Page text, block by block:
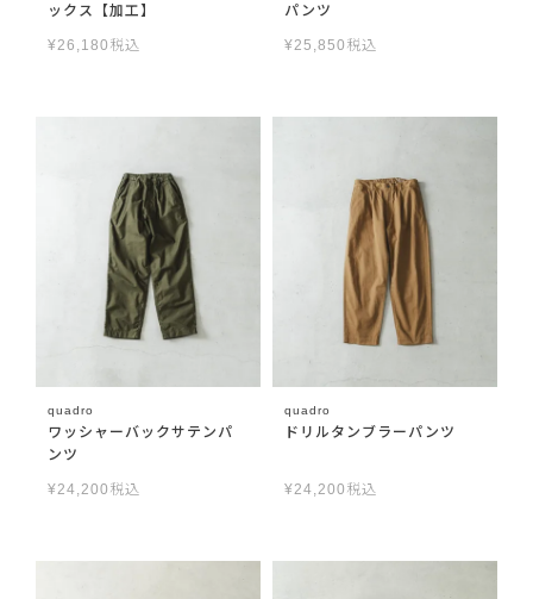
ックス【加工】
¥26,180 税込
パンツ
¥25,850 税込
quadro
ワッシャーバックサテンパ
ンツ
¥24,200 税込
quadro
ドリルタンブラーパンツ
¥24,200 税込